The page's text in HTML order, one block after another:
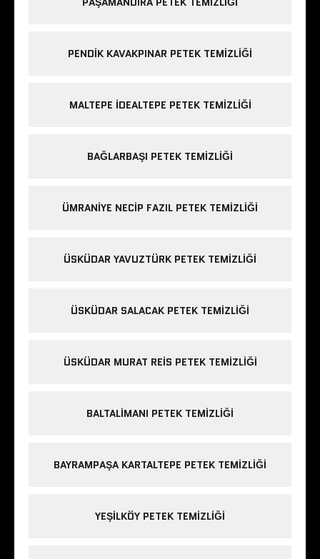
PENDIK KAVAKPINAR PETEK TEMIZLIĞI
MALTEPE IDEALTEPE PETEK TEMIZLIĞI
BAĞLARBAŞI PETEK TEMIZLIĞI
ÜMRANIYE NECIP FAZIL PETEK TEMIZLIĞI
ÜSKÜDAR YAVUZTÜRK PETEK TEMIZLIĞI
ÜSKÜDAR SALACAK PETEK TEMIZLIĞI
ÜSKÜDAR MURAT REIS PETEK TEMIZLIĞI
BALTALIMANI PETEK TEMIZLIĞI
BAYRAMPAŞA KARTALTEPE PETEK TEMIZLIĞI
YEŞILKÖY PETEK TEMIZLIĞI